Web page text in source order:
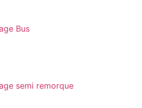
Bus
semi remorque